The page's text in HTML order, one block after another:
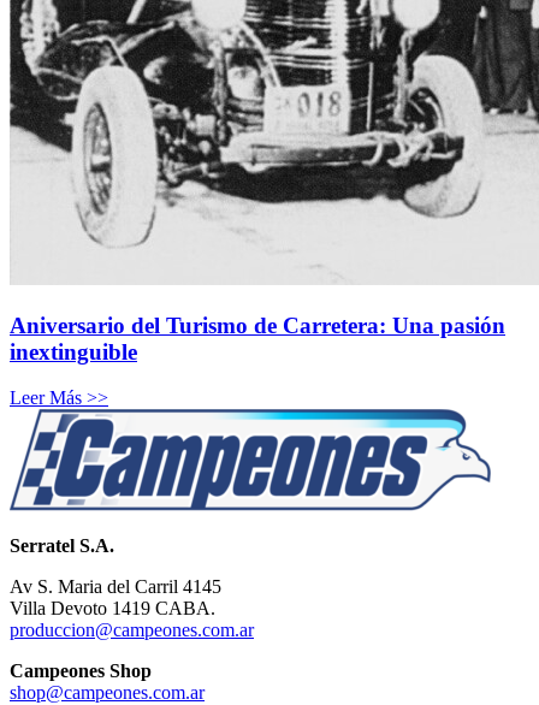
Aniversario del Turismo de Carretera: Una pasión
inextinguible
Leer Más >>
Serratel S.A.
Av S. Maria del Carril 4145
Villa Devoto 1419 CABA.
produccion@campeones.com.ar
Campeones Shop
shop@campeones.com.ar